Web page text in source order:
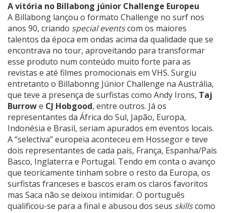
A vitória no Billabong júnior Challenge Europeu
A Billabong lançou o formato Challenge no surf nos
anos 90, criando special eventscom os maiores
talentos da época em ondas acima da qualidade que se
encontrava no tour, aproveitando para transformar
esse produto num conteúdo muito forte para as
revistas e até filmes promocionais em VHS. Surgiu
entretanto o Billabonng Júnior Challenge na Austrália,
que teve a presença de surfistas como Andy Irons, Taj
Burrowe CJ Hobgood, entre outros. Já os
representantes da África do Sul, Japão, Europa,
Indonésia e Brasil, seriam apurados em eventos locais.
A “selectiva” europeia aconteceu em Hossegor e teve
dois representantes de cada país, França, Espanha/País
Basco, Inglaterra e Portugal. Tendo em conta o avanço
que teoricamente tinham sobre o resto da Europa, os
surfistas franceses e bascos eram os claros favoritos
mas Saca não se deixou intimidar. O português
qualificou-se para a final e abusou dos seus skillscomo